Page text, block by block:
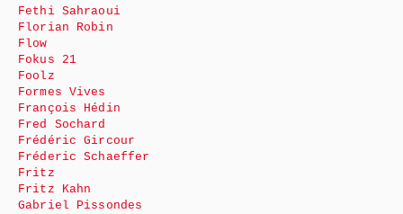
Fethi Sahraoui
Florian Robin
Flow
Fokus 21
Foolz
Formes Vives
François Hédin
Fred Sochard
Frédéric Gircour
Fréderic Schaeffer
Fritz
Fritz Kahn
Gabriel Pissondes